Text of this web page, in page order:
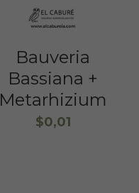
Bauveria
Bassiana +
Metarhizium
$0,01